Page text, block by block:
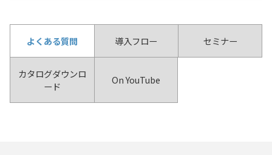
よくある質問 導入フロー セミナー
カタログダウンロ
ード
On YouTube